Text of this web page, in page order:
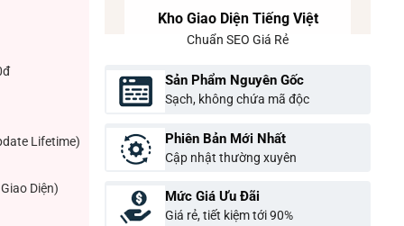
Lifetime)
Diện)
Kho Giao Diện Tiếng Việt
Chuẩn SEO Giá Rẻ
Sản Phẩm Nguyên Gốc
Sạch, không chứa mã độc
Phiên Bản Mới Nhất
Cập nhật thường xuyên
Mức Giá Ưu Đãi
Giá rẻ, tiết kiệm tới 90%